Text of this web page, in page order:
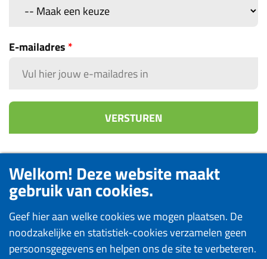
E-mailadres *
Welkom! Deze website maakt
gebruik van cookies.
Geef hier aan welke cookies we mogen plaatsen. De
noodzakelijke en statistiek-cookies verzamelen geen
persoonsgegevens en helpen ons de site te verbeteren.